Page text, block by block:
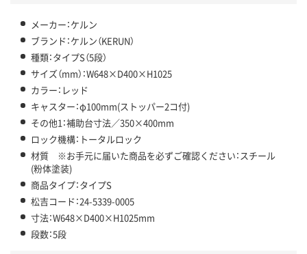
メーカー：ケルン
ブランド：ケルン（KERUN）
種類：タイプS（5段）
サイズ（mm）：W648×D400×H1025
カラー：レッド
キャスター：φ100mm(ストッパー2コ付)
その他1：補助台寸法／350×400mm
ロック機構：トータルロック
材質 ※お手元に届いた商品を必ずご確認ください：スチール
(粉体塗装)
商品タイプ：タイプS
松吉コード：24-5339-0005
寸法：W648×D400×H1025mm
段数：5段